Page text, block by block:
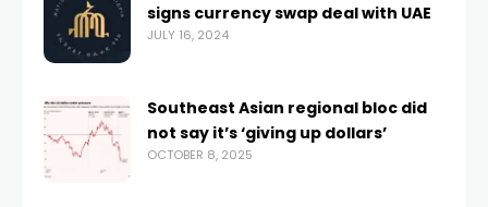
signs currency swap deal with UAE
JULY 16, 2024
Southeast Asian regional bloc did
not say it’s ‘giving up dollars’
OCTOBER 8, 2025